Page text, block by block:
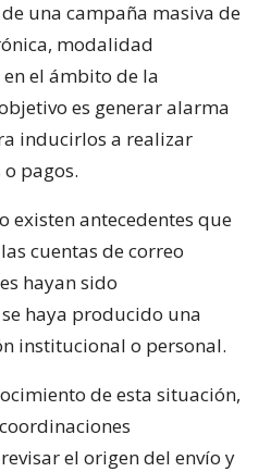
una campaña masiva de
modalidad
el ámbito de la
es generar alarma
inducirlos a realizar
pagos.
existen antecedentes que
cuentas de correo
hayan sido
haya producido una
institucional o personal.
de esta situación,
el origen del envío y